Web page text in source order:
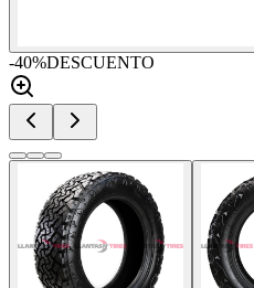
-40%DESCUENTO